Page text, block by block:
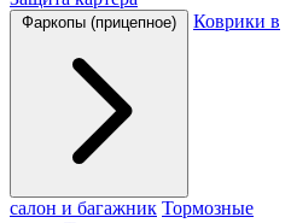
Фаркопы (прицепное) Коврики в
салон и багажник Тормозные